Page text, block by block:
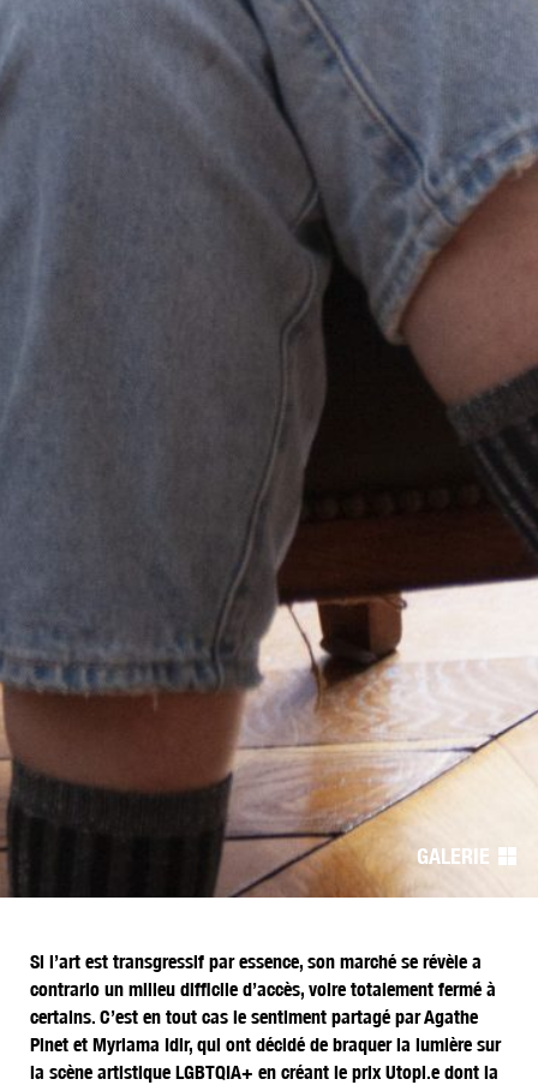
GALERIE
Si l’art est transgressif par essence, son marché se révèle a
contrario un milieu difficile d’accès, voire totalement fermé à
certains. C’est en tout cas le sentiment partagé par Agathe
Pinet et Myriama Idir, qui ont décidé de braquer la lumière sur
la scène artistique LGBTQIA+ en créant le prix Utopi.e dont la
Navigation
de
l’article